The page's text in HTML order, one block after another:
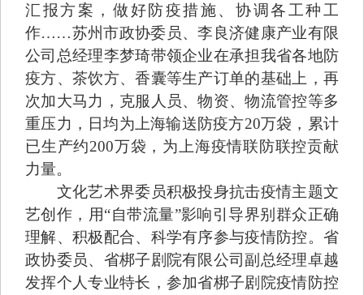
汇报方案，做好防疫措施、协调各工种工
作……苏州市政协委员、李良济健康产业有限
公司总经理李梦琦带领企业在承担我省各地防
疫方、茶饮方、香囊等生产订单的基础上，再
次加大马力，克服人员、物资、物流管控等多
重压力，日均为上海输送防疫方20万袋，累计
已生产约200万袋，为上海疫情联防联控贡献
力量。
文化艺术界委员积极投身抗击疫情主题文
艺创作，用“自带流量”影响引导界别群众正确
理解、积极配合、科学有序参与疫情防控。省
政协委员、省梆子剧院有限公司副总经理卓越
发挥个人专业特长，参加省梆子剧院疫情防控